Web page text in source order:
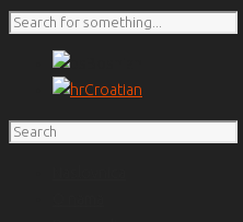
Croatian